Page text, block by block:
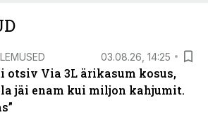
03.08.26, 14:25
otsiv Via 3L ärikasum kosus,
jäi enam kui miljon kahjumit.